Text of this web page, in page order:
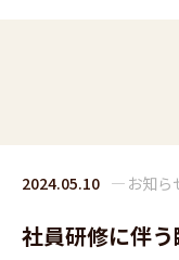
2024.05.10 お知ら
社員研修に伴